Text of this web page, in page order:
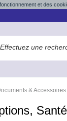
et des
& Accessoires